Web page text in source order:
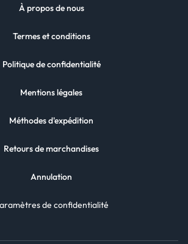
À propos de nous
Termes et conditions
Politique de confidentialité
Mentions légales
Méthodes d'expédition
Retours de marchandises
Annulation
de confidentialité